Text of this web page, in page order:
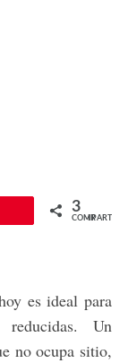
3
COMPARTIR
es ideal para
Un
no ocupa sitio,